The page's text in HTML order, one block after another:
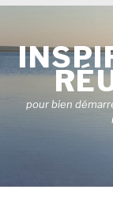
contenu
pour bien